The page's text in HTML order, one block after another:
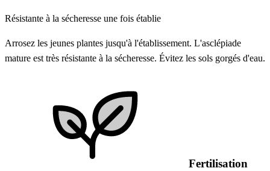
Résistante à la sécheresse une fois établie
Arrosez les jeunes plantes jusqu'à l'établissement. L'asclépiade
mature est très résistante à la sécheresse. Évitez les sols gorgés d'eau.
Fertilisation